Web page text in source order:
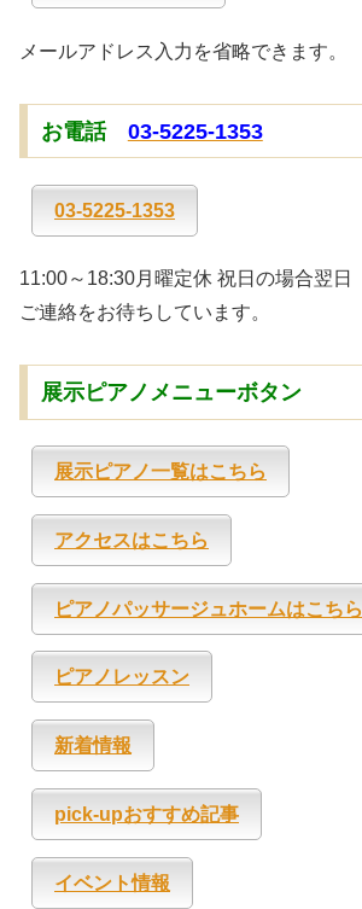
メールアドレス入力を省略できます。
お電話 03-5225-1353
03-5225-1353
11:00～18:30月曜定休 祝日の場合翌日
ご連絡をお待ちしています。
展示ピアノメニューボタン
展示ピアノ一覧はこちら
アクセスはこちら
ピアノパッサージュホームはこちら
ピアノレッスン
新着情報
pick-upおすすめ記事
イベント情報